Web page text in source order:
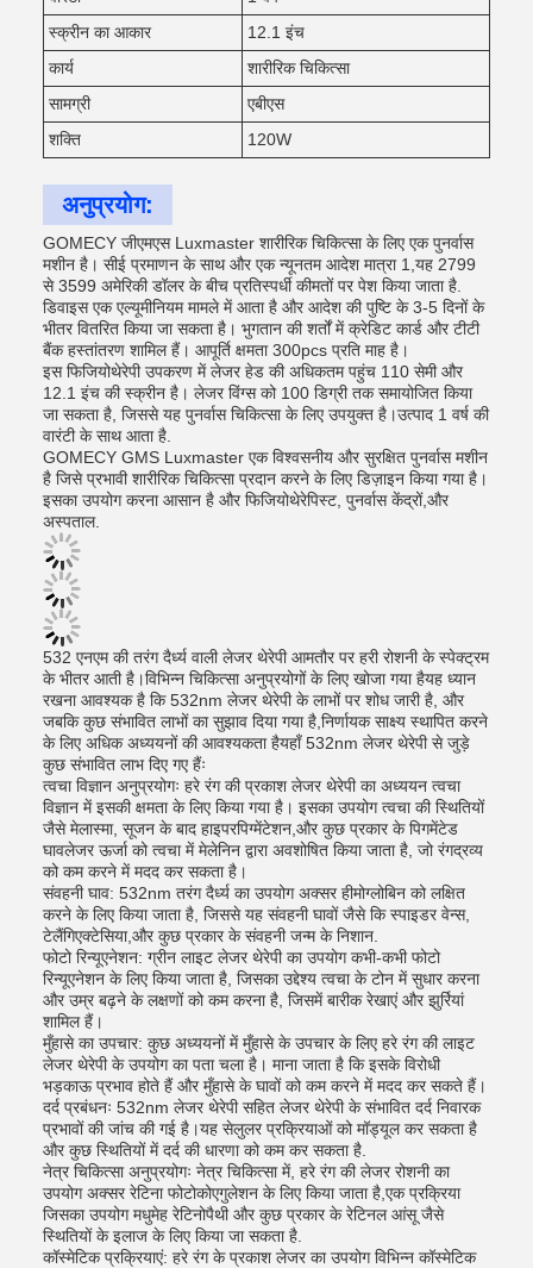
स्क्रीन का आकार
12.1 इंच
कार्य
शारीरिक चिकित्सा
सामग्री
एबीएस
शक्ति
120W
अनुप्रयोग:
GOMECY जीएमएस Luxmaster शारीरिक चिकित्सा के लिए एक पुनर्वास
मशीन है। सीई प्रमाणन के साथ और एक न्यूनतम आदेश मात्रा 1,यह 2799
से 3599 अमेरिकी डॉलर के बीच प्रतिस्पर्धी कीमतों पर पेश किया जाता है.
डिवाइस एक एल्यूमीनियम मामले में आता है और आदेश की पुष्टि के 3-5 दिनों के
भीतर वितरित किया जा सकता है। भुगतान की शर्तों में क्रेडिट कार्ड और टीटी
बैंक हस्तांतरण शामिल हैं। आपूर्ति क्षमता 300pcs प्रति माह है।
इस फिजियोथेरेपी उपकरण में लेजर हेड की अधिकतम पहुंच 110 सेमी और
12.1 इंच की स्क्रीन है। लेजर विंग्स को 100 डिग्री तक समायोजित किया
जा सकता है, जिससे यह पुनर्वास चिकित्सा के लिए उपयुक्त है।उत्पाद 1 वर्ष की
वारंटी के साथ आता है.
GOMECY GMS Luxmaster एक विश्वसनीय और सुरक्षित पुनर्वास मशीन
है जिसे प्रभावी शारीरिक चिकित्सा प्रदान करने के लिए डिज़ाइन किया गया है।
इसका उपयोग करना आसान है और फिजियोथेरेपिस्ट, पुनर्वास केंद्रों,और
अस्पताल.
532 एनएम की तरंग दैर्ध्य वाली लेजर थेरेपी आमतौर पर हरी रोशनी के स्पेक्ट्रम
के भीतर आती है।विभिन्न चिकित्सा अनुप्रयोगों के लिए खोजा गया हैयह ध्यान
रखना आवश्यक है कि 532nm लेजर थेरेपी के लाभों पर शोध जारी है, और
जबकि कुछ संभावित लाभों का सुझाव दिया गया है,निर्णायक साक्ष्य स्थापित करने
के लिए अधिक अध्ययनों की आवश्यकता हैयहाँ 532nm लेजर थेरेपी से जुड़े
कुछ संभावित लाभ दिए गए हैंः
त्वचा विज्ञान अनुप्रयोगः हरे रंग की प्रकाश लेजर थेरेपी का अध्ययन त्वचा
विज्ञान में इसकी क्षमता के लिए किया गया है। इसका उपयोग त्वचा की स्थितियों
जैसे मेलास्मा, सूजन के बाद हाइपरपिग्मेंटेशन,और कुछ प्रकार के पिगमेंटेड
घावलेजर ऊर्जा को त्वचा में मेलेनिन द्वारा अवशोषित किया जाता है, जो रंगद्रव्य
को कम करने में मदद कर सकता है।
संवहनी घाव: 532nm तरंग दैर्ध्य का उपयोग अक्सर हीमोग्लोबिन को लक्षित
करने के लिए किया जाता है, जिससे यह संवहनी घावों जैसे कि स्पाइडर वेन्स,
टेलैंगिएक्टेसिया,और कुछ प्रकार के संवहनी जन्म के निशान.
फोटो रिन्यूएनेशन: ग्रीन लाइट लेजर थेरेपी का उपयोग कभी-कभी फोटो
रिन्यूएनेशन के लिए किया जाता है, जिसका उद्देश्य त्वचा के टोन में सुधार करना
और उम्र बढ़ने के लक्षणों को कम करना है, जिसमें बारीक रेखाएं और झुर्रियां
शामिल हैं।
मुँहासे का उपचार: कुछ अध्ययनों में मुँहासे के उपचार के लिए हरे रंग की लाइट
लेजर थेरेपी के उपयोग का पता चला है। माना जाता है कि इसके विरोधी
भड़काऊ प्रभाव होते हैं और मुँहासे के घावों को कम करने में मदद कर सकते हैं।
दर्द प्रबंधनः 532nm लेजर थेरेपी सहित लेजर थेरेपी के संभावित दर्द निवारक
प्रभावों की जांच की गई है।यह सेलुलर प्रक्रियाओं को मॉड्यूल कर सकता है
और कुछ स्थितियों में दर्द की धारणा को कम कर सकता है.
नेत्र चिकित्सा अनुप्रयोगः नेत्र चिकित्सा में, हरे रंग की लेजर रोशनी का
उपयोग अक्सर रेटिना फोटोकोएगुलेशन के लिए किया जाता है,एक प्रक्रिया
जिसका उपयोग मधुमेह रेटिनोपैथी और कुछ प्रकार के रेटिनल आंसू जैसे
स्थितियों के इलाज के लिए किया जा सकता है.
कॉस्मेटिक प्रक्रियाएं: हरे रंग के प्रकाश लेजर का उपयोग विभिन्न कॉस्मेटिक